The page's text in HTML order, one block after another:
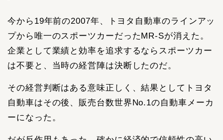
今から19年前の2007年、トヨタ自動車のラインアッ
プから唯一のスポーツカーだったMR-Sが消えた。
企業として業績と効率を追求するならスポーツカー
は不要と、当時の経営陣は決断したのだ。
その経営判断はある意味正しく、結果としてトヨタ
自動車はその後、販売台数世界No.1の自動車メーカ
ーになった。